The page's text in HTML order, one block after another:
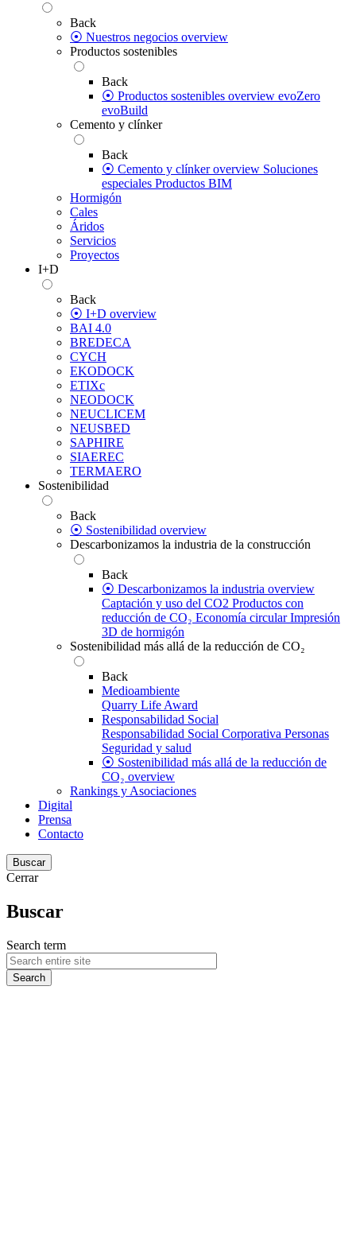
Back
⦿ Nuestros negocios overview
Productos sostenibles
Back
⦿ Productos sostenibles overview evoZero
evoBuild
Cemento y clínker
Back
⦿ Cemento y clínker overview Soluciones
especiales Productos BIM
Hormigón
Cales
Áridos
Servicios
Proyectos
I+D
Back
⦿ I+D overview
BAI 4.0
BREDECA
CYCH
EKODOCK
ETIXc
NEODOCK
NEUCLICEM
NEUSBED
SAPHIRE
SIAEREC
TERMAERO
Sostenibilidad
Back
⦿ Sostenibilidad overview
Descarbonizamos la industria de la construcción
Back
⦿ Descarbonizamos la industria overview
Captación y uso del CO2 Productos con
reducción de CO₂ Economía circular Impresión
3D de hormigón
Sostenibilidad más allá de la reducción de CO₂
Back
Medioambiente
Quarry Life Award
Responsabilidad Social
Responsabilidad Social Corporativa Personas
Seguridad y salud
⦿ Sostenibilidad más allá de la reducción de
CO₂ overview
Rankings y Asociaciones
Digital
Prensa
Contacto
Buscar
Cerrar
Buscar
Search term